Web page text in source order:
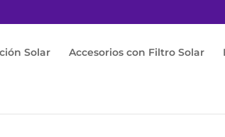
Solar Accesorios con Filtro Solar